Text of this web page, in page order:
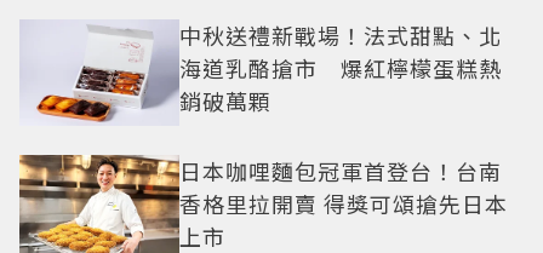
中秋送禮新戰場！法式甜點、北
海道乳酪搶市 爆紅檸檬蛋糕熱
銷破萬顆
日本咖哩麵包冠軍首登台！台南
香格里拉開賣 得獎可頌搶先日本
上市